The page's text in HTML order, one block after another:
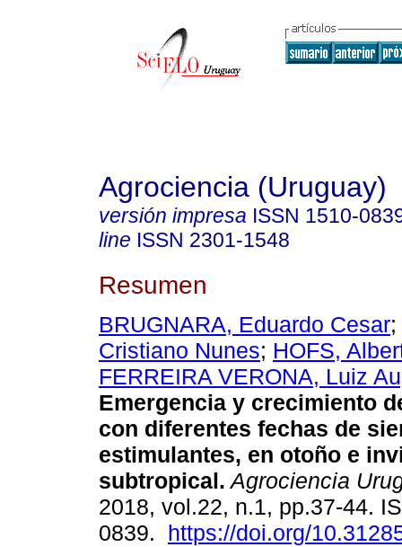
Agrociencia (Uruguay)
versión impresa ISSN 1510-
line ISSN 2301-1548
Resumen
BRUGNARA, Eduardo Cesar;
Cristiano Nunes; HOFS,
FERREIRA VERONA, Luiz
Emergencia y crecimiento
con diferentes fechas de
estimulantes, en otoño e
subtropical. Agrociencia
2018, vol.22, n.1, pp.37-44.
0839. https://doi.org/